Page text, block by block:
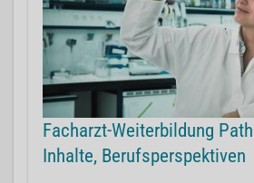
Facharzt-Weiterbildung
Inhalte, Berufsperspektiven